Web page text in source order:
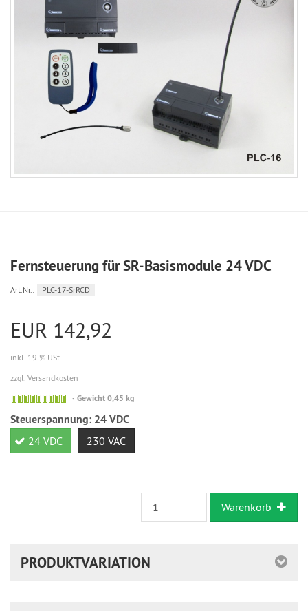
Fernsteuerung für SR-Basismodule 24 VDC
Art.Nr.: PLC-17-SrRCD
EUR 142,92
inkl. 19 % USt
zzgl. Versandkosten
Sofort
ausreichende
Gewicht 0,45 kg
Steuerspannung: 24 VDC
24 VDC 230 VAC
Warenkorb
PRODUKTVARIATION